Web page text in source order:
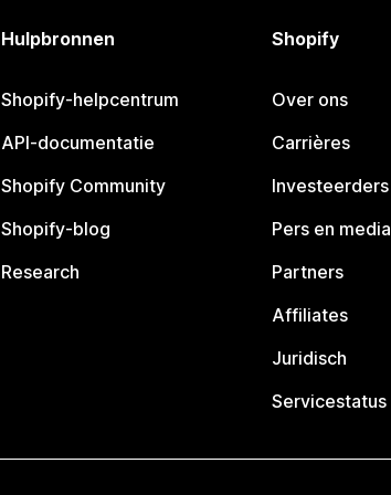
Hulpbronnen
Shopify-helpcentrum
API-documentatie
Shopify Community
Shopify-blog
Research
Shopify
Over ons
Carrières
Investeerders
Pers en media
Partners
Affiliates
Juridisch
Servicestatus